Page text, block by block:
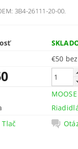
3B4-26111-20-00.
€50
Tlač